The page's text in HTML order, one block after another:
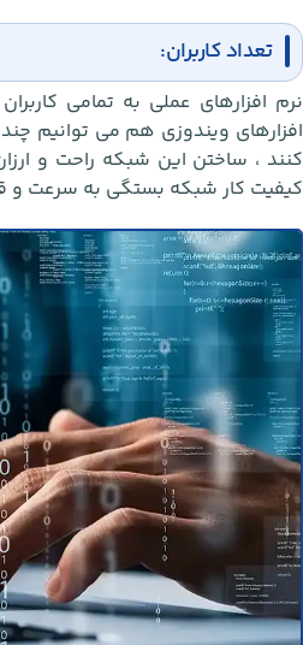
تعداد کاربران:
نرم افزارهای عملی به تمامی
افزارهای ویندوزی هم می توانیم
کنند ، ساختن این شبکه راحت و
کیفیت کار شبکه بستگی به سرعت و